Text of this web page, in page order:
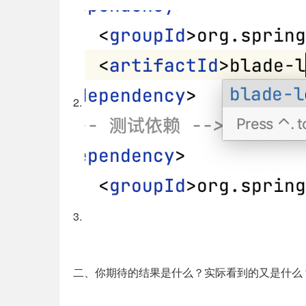
2.
3.
二、你期待的结果是什么？实际看到的又是什么